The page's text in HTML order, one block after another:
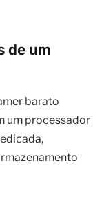
de um
barato
um processador